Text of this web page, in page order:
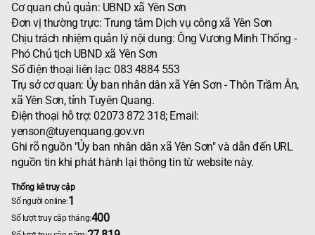
Cơ quan chủ quản: UBND xã Yên Sơn
Đơn vị thường trực: Trung tâm Dịch vụ công xã Yên Sơn
Chịu trách nhiệm quản lý nội dung: Ông Vương Minh Thống -
Phó Chủ tịch UBND xã Yên Sơn
Số điện thoại liên lạc: 083 4884 553
Trụ sở cơ quan: Ủy ban nhân dân xã Yên Sơn - Thôn Trầm Ân,
xã Yên Sơn, tỉnh Tuyên Quang.
Điện thoại hỗ trợ: 02073 872 318; Email:
yenson@tuyenquang.gov.vn
Ghi rõ nguồn "Ủy ban nhân dân xã Yên Sơn" và dẫn đến URL
nguồn tin khi phát hành lại thông tin từ website này.
Thống kê truy cập
Số người online:1
Số lượt truy cập tháng:400